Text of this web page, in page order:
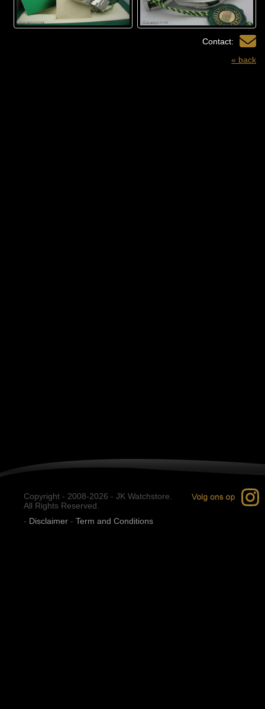
Contact:
« back
Copyright - 2008-2026 - JK Watchstore.
All Rights Reserved.
- Disclaimer - Term and Conditions